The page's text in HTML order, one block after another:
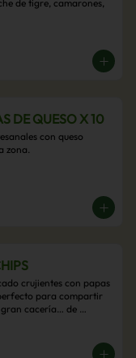
de tigre, camarones,
DE QUESO X 10
con queso
zona.
crujientes con papas
para compartir
gran cacería… de